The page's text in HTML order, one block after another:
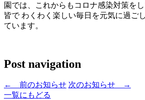
園では、これからもコロナ感染対策をし
皆で わくわく楽しい毎日を元気に過ご
ています。
Post navigation
← 前のお知らせ 次のお知らせ
→
一覧にもどる